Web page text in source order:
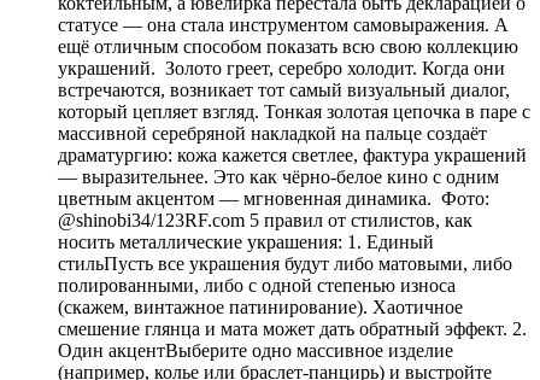
статусе — она стала инструментом самовыражения. А
ещё отличным способом показать всю свою коллекцию
украшений. Золото греет, серебро холодит. Когда они
встречаются, возникает тот самый визуальный диалог,
который цепляет взгляд. Тонкая золотая цепочка в паре с
массивной серебряной накладкой на пальце создаёт
драматургию: кожа кажется светлее, фактура украшений
— выразительнее. Это как чёрно-белое кино с одним
цветным акцентом — мгновенная динамика. Фото:
@shinobi34/123RF.com 5 правил от стилистов, как
носить металлические украшения: 1. Единый
стильПусть все украшения будут либо матовыми, либо
полированными, либо с одной степенью износа
(скажем, винтажное патинирование). Хаотичное
смешение глянца и мата может дать обратный эффект. 2.
Один акцентВыберите одно массивное изделие
(например, колье или браслет-панцирь) и выстройте